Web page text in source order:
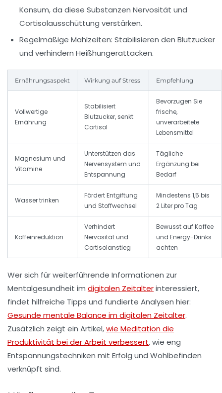
Konsum, da diese Substanzen Nervosität und
Cortisolausschüttung verstärken.
Regelmäßige Mahlzeiten: Stabilisieren den Blutzucker
und verhindern Heißhungerattacken.
Ernährungsaspekt Wirkung auf Stress Empfehlung
Vollwertige
Ernährung
Stabilisiert
Blutzucker, senkt
Cortisol
Bevorzugen Sie
frische,
unverarbeitete
Lebensmittel
Magnesium und
Vitamine
Unterstützen das
Nervensystem und
Entspannung
Tägliche
Ergänzung bei
Bedarf
Wasser trinken
Fördert Entgiftung
und Stoffwechsel
Mindestens 1,5 bis
2 Liter pro Tag
Koffeinreduktion
Verhindert
Nervosität und
Cortisolanstieg
Bewusst auf Kaffee
und Energy-Drinks
achten
Wer sich für weiterführende Informationen zur
Mentalgesundheit im digitalen Zeitalterinteressiert,
findet hilfreiche Tipps und fundierte Analysen hier:
Gesunde mentale Balance im digitalen Zeitalter.
Zusätzlich zeigt ein Artikel,wie Meditation die
Produktivität bei der Arbeit verbessert, wie eng
Entspannungstechniken mit Erfolg und Wohlbefinden
verknüpft sind.